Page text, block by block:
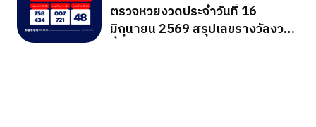
ตรวจหวยงวดประจำวันที่ 16
มิถุนายน 2569 สรุปเลขรางวัลงวด